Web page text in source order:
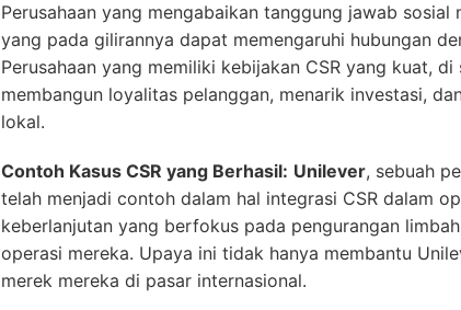
Perusahaan yang mengabaikan tanggung jawab sosial
yang pada gilirannya dapat memengaruhi hubungan
Perusahaan yang memiliki kebijakan CSR yang kuat,
membangun loyalitas pelanggan, menarik investasi,
lokal.
Contoh Kasus CSR yang Berhasil: Unilever, sebuah
telah menjadi contoh dalam hal integrasi CSR dalam
keberlanjutan yang berfokus pada pengurangan
operasi mereka. Upaya ini tidak hanya membantu
merek mereka di pasar internasional.